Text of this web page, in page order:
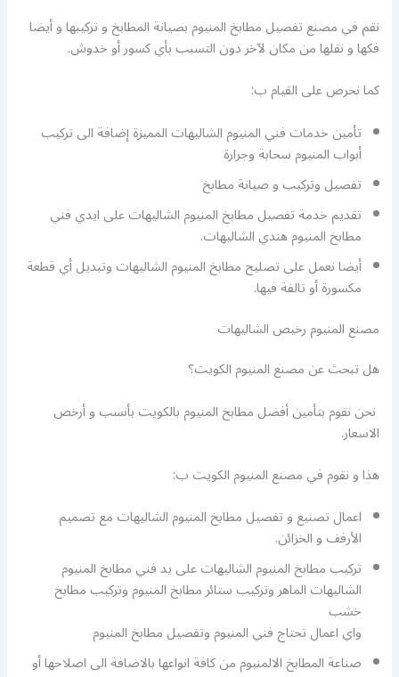
نقم في مصنع تفصيل مطابخ المنيوم بصيانة المطابخ و تركيبها و أيضا
فكها و نقلها من مكان لآخر دون التسبب بأي كسور أو خدوش.
كما نحرص على القيام ب:
تأمين خدمات فني المنيوم الشاليهات المميزة إضافة الى تركيب
أبواب المنيوم سحابة وجرارة
تفصيل وتركيب و صيانة مطابخ
تقديم خدمة تفصيل مطابخ المنيوم الشاليهات على ايدي فني
مطابخ المنيوم هندي الشاليهات.
أيضا نعمل على تصليح مطابخ المنيوم الشاليهات وتبديل أي قطعة
مكسورة أو تالفة فيها.
مصنع المنيوم رخيص الشاليهات
هل تبحث عن مصنع المنيوم الكويت؟
نحن نقوم بتأمين أفضل مطابخ المنيوم بالكويت بأنسب و أرخص
الاسعار.
هذا و نقوم في مصنع المنيوم الكويت ب:
اعمال تصنيع و تفصيل مطابخ المنيوم الشاليهات مع تصميم
الأرفف و الخزائن.
تركيب مطابخ المنيوم الشاليهات على يد فني مطابخ المنيوم
الشاليهات الماهر وتركيب ستائر مطابخ المنيوم وتركيب مطابخ
خشب
واي اعمال تحتاج فني المنيوم وتفصيل مطابخ المنيوم
صناعة المطابخ الالمنيوم من كافة انواعها بالاضافة الى اصلاحها أو